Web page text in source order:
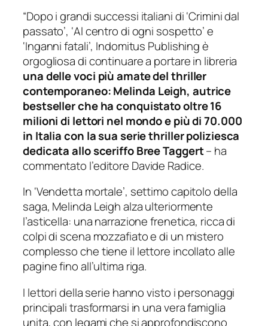
“Dopo i grandi successi italiani di ‘Crimini dal
passato’, ‘Al centro di ogni sospetto’ e
‘Inganni fatali’, Indomitus Publishing è
orgogliosa di continuare a portare in libreria
una delle voci più amate del thriller
contemporaneo: Melinda Leigh, autrice
bestseller che ha conquistato oltre 16
milioni di lettori nel mondo e più di 70.000
in Italia con la sua serie thriller poliziesca
dedicata allo sceriffo Bree Taggert– ha
commentato l’editore Davide Radice.
In ‘Vendetta mortale’, settimo capitolo della
saga, Melinda Leigh alza ulteriormente
l’asticella: una narrazione frenetica, ricca di
colpi di scena mozzafiato e di un mistero
complesso che tiene il lettore incollato alle
pagine fino all’ultima riga.
I lettori della serie hanno visto i personaggi
principali trasformarsi in una vera famiglia
unita, con legami che si approfondiscono